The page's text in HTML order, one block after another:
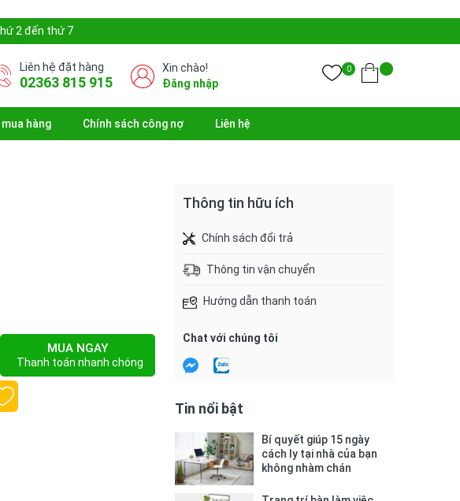
2 đến thứ 7
Liên hệ đặt hàng
02363 815 915
Xin chào!
Đăng nhập
0
hàng Chính sách công nợ Liên hệ
MUA NGAY
Thanh toán nhanh chóng
Thông tin hữu ích
Chính sách đổi trả
Thông tin vận chuyển
Hướng dẫn thanh toán
Chat với chúng tôi
Tin nổi bật
Bí quyết giúp 15 ngày
cách ly tại nhà của bạn
không nhàm chán